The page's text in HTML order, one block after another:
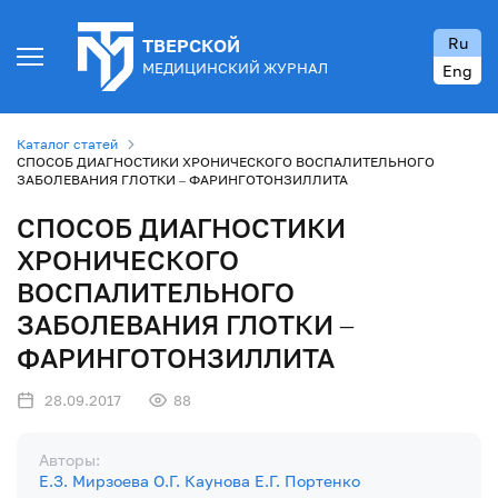
ТВЕРСКОЙ
МЕДИЦИНСКИЙ ЖУРНАЛ
Ru
Eng
Каталог статей
СПОСОБ ДИАГНОСТИКИ ХРОНИЧЕСКОГО ВОСПАЛИТЕЛЬНОГО
ЗАБОЛЕВАНИЯ ГЛОТКИ – ФАРИНГОТОНЗИЛЛИТА
СПОСОБ ДИАГНОСТИКИ
ХРОНИЧЕСКОГО
ВОСПАЛИТЕЛЬНОГО
ЗАБОЛЕВАНИЯ ГЛОТКИ –
ФАРИНГОТОНЗИЛЛИТА
28.09.2017 88
Авторы:
Е.З. Мирзоева О.Г. Каунова Е.Г. Портенко